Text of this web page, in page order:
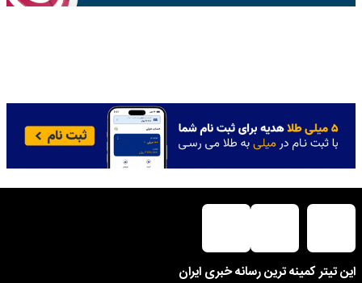
این تیتر کمینه ترین رسانه خبری ایران